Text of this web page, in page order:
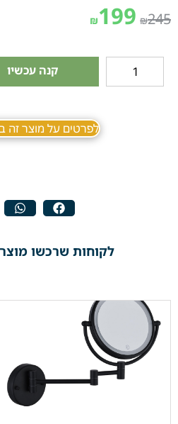
₪245
₪199
קנה עכשיו
לפרטים על מוצר זה ב WhatsApp
לקוחות שרכשו